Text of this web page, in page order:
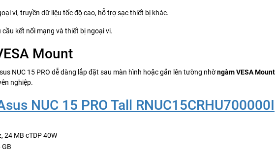
vi, truyền dữ liệu tốc độ cao, hỗ trợ sạc thiết bị khác.
kết nối mạng và thiết bị ngoại vi.
Mount
NUC 15 PRO dễ dàng lắp đặt sau màn hình hoặc gắn lên tường nhờngàm VESA Mount
nghiệp.
NUC 15 PRO Tall RNUC15CRHU700000I
24 MB cTDP 40W
GB